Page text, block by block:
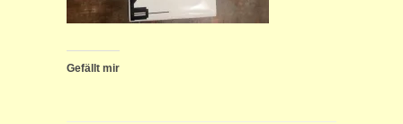
Gefällt mir